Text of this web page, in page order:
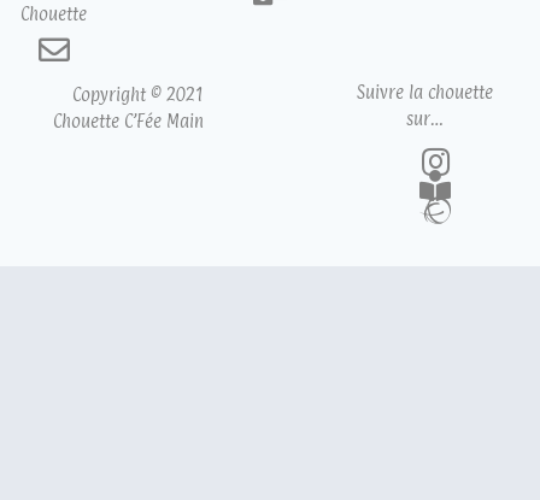
Chouette
Copyright © 2021
Chouette C’Fée Main
Suivre la chouette
sur…